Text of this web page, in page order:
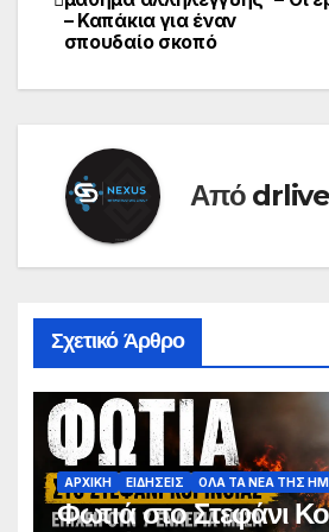
– Καπάκια για έναν
σπουδαίο σκοπό
Από drlive
Σχετικό Άρθρο
ΑΡΧΙΚΗ ΕΙΔΗΣΕΙΣ ΟΛΑ ΤΑ ΝΕΑ ΤΗΣ
Φωτιά στο Στεφάνι